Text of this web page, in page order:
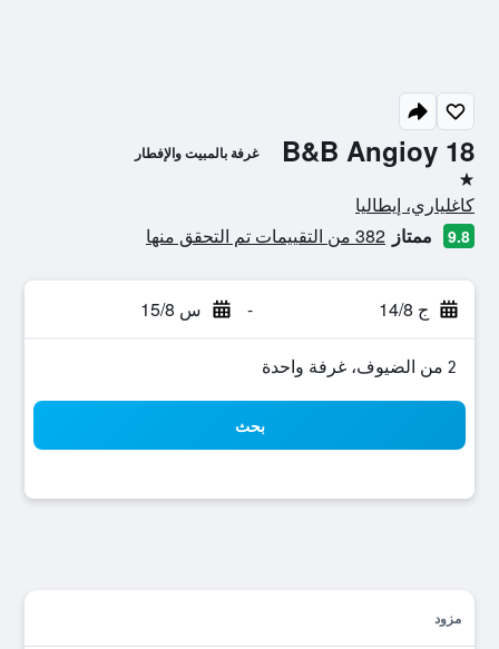
B&B Angioy 18 غرفة بالمبيت والإفطار
نجمة واحدة
كاغلياري، إيطاليا
9.8 ممتاز 382 من التقييمات تم التحقق منها
ج 14/8 - س 15/8
2 من الضيوف، غرفة واحدة
بحث
مزود